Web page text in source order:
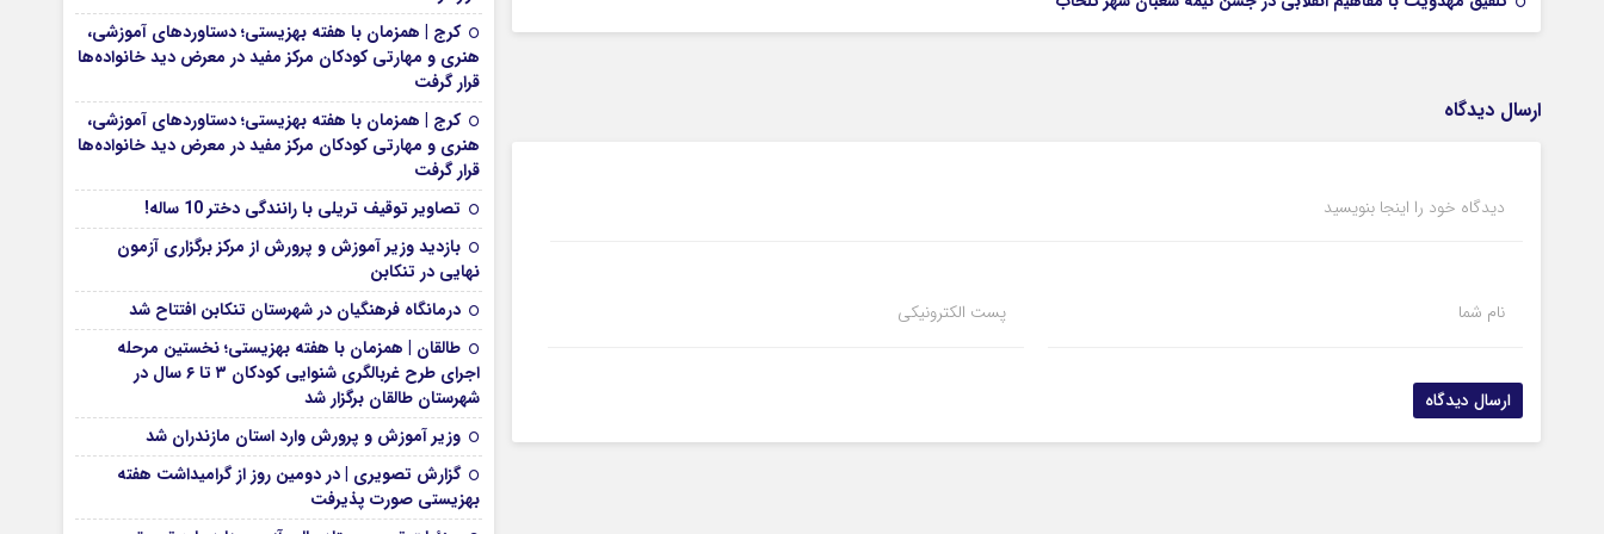
ارسال دیدگاه
دیدگاه خود را اینجا بنویسید
نام شما پست الکترونیکی
کرج | همزمان با هفته بهزیستی؛ دستاوردهای آموزشی،
هنری و مهارتی کودکان مرکز مفید در معرض دید خانواده‌ها
قرار گرفت
کرج | همزمان با هفته بهزیستی؛ دستاوردهای آموزشی،
هنری و مهارتی کودکان مرکز مفید در معرض دید خانواده‌ها
قرار گرفت
تصاویر توقیف تریلی با رانندگی دختر 10 ساله!
بازدید وزیر آموزش و پرورش از مرکز برگزاری آزمون
نهایی در تنکابن
درمانگاه فرهنگیان در شهرستان تنکابن افتتاح شد
طالقان | همزمان با هفته بهزیستی؛ نخستین مرحله
اجرای طرح غربالگری شنوایی کودکان ۳ تا ۶ سال در
شهرستان طالقان برگزار شد
وزیر آموزش و پرورش وارد استان مازندران شد
گزارش تصویری | در دومین روز از گرامیداشت هفته
بهزیستی صورت پذیرفت